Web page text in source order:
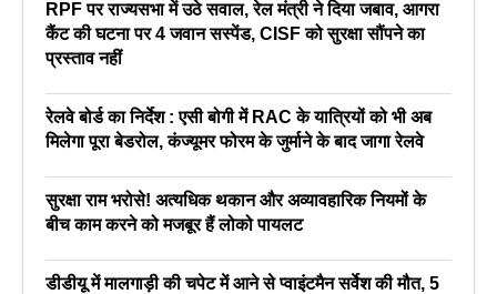
RPF पर राज्यसभा में उठे सवाल, रेल मंत्री ने दिया जबाव, आगरा
कैंट की घटना पर 4 जवान सस्पेंड, CISF को सुरक्षा सौंपने का
प्रस्ताव नहीं
रेलवे बोर्ड का निर्देश : एसी बोगी में RAC के यात्रियों को भी अब
मिलेगा पूरा बेडरोल, कंज्यूमर फोरम के जुर्माने के बाद जागा रेलवे
सुरक्षा राम भरोसे! अत्यधिक थकान और अव्यावहारिक नियमों के
बीच काम करने को मजबूर हैं लोको पायलट
डीडीयू में मालगाड़ी की चपेट में आने से प्वाइंटमैन सर्वेश की मौत, 5